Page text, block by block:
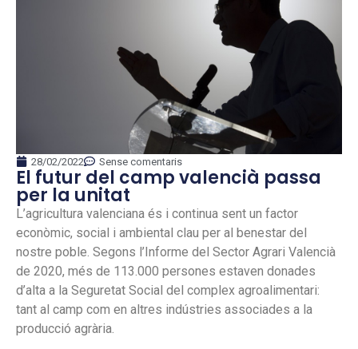
28/02/2022 Sense comentaris
El futur del camp valencià passa
per la unitat
L’agricultura valenciana és i continua sent un factor
econòmic, social i ambiental clau per al benestar del
nostre poble. Segons l’Informe del Sector Agrari Valencià
de 2020, més de 113.000 persones estaven donades
d’alta a la Seguretat Social del complex agroalimentari:
tant al camp com en altres indústries associades a la
producció agrària.